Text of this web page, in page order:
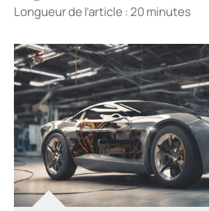
Longueur de l’article : 20 minutes